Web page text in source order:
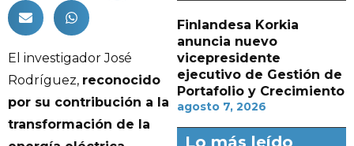
El investigador José
Rodríguez, reconocido
por su contribución a la
transformación de la
Finlandesa Korkia
anuncia nuevo
vicepresidente
ejecutivo de Gestión de
Portafolio y Crecimiento
agosto 7, 2026
Lo más leído